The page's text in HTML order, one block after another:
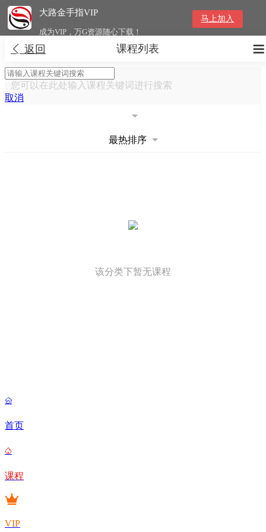
大路金手指VIP
成为VIP，万G资源随心下载！
马上加入
 返回 
课程列表
您可以在此处输入课程关键词进行搜索
取消
最热排序
该分类下暂无课程

首页

课程
VIP